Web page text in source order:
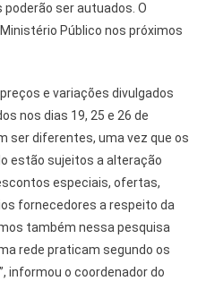
ser autuados. O
Público nos próximos
e variações divulgados
nos dias 19, 25 e 26 de
ser diferentes, uma vez que os
estão sujeitos a alteração
especiais, ofertas,
fornecedores a respeito da
também nessa pesquisa
rede praticam segundo os
informou o coordenador do